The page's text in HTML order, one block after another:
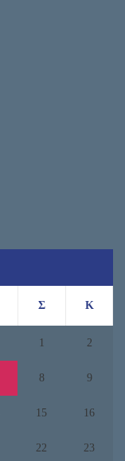
Σ Κ
1 2
8 9
15 16
22 23